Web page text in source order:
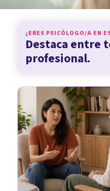
¿ERES PSICÓLOGO/A EN
Destaca entre
profesional.